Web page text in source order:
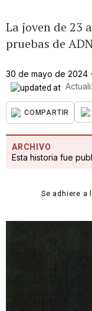
La joven de 23
pruebas de
30 de mayo de 2024
COMPARTIR
ARCHIVO
Esta historia fue
Se adhiere a